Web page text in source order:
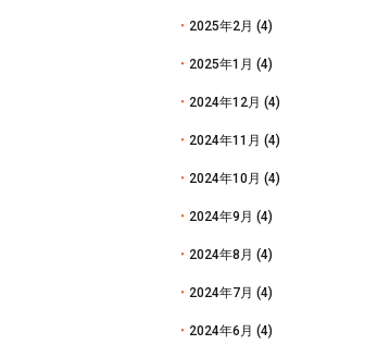
2025年2月 (4)
2025年1月 (4)
2024年12月 (4)
2024年11月 (4)
2024年10月 (4)
2024年9月 (4)
2024年8月 (4)
2024年7月 (4)
2024年6月 (4)